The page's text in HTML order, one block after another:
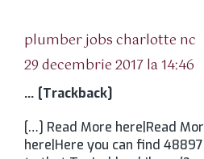
plumber jobs charlotte nc
29 decembrie 2017 la 14:46
… [Trackback]
[…] Read More here|Read
here|Here you can find